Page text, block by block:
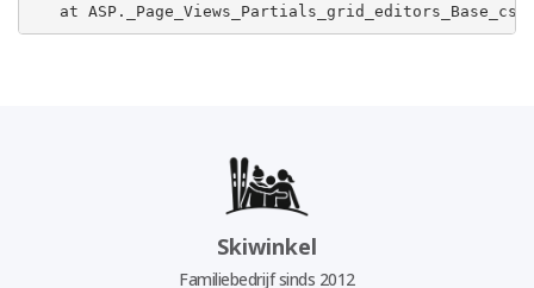
at
Skiwinkel
Familiebedrijf sinds 2012